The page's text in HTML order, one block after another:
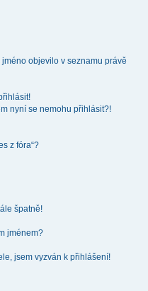
objevilo v seznamu právě
nyní se nemohu přihlásit?!
z fóra“?
špatně!
jménem?
jsem vyzván k přihlášení!